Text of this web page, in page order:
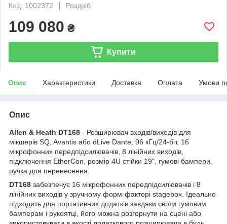
Код: 1002372
Роздріб
109 080 ₴
Купити
Опис Характеристики Доставка Оплата Умови
Опис
Allen & Heath DT168 - Розширювач входів/виходів для
мікшерів SQ, Avantis або dLive Dante, 96 кГц/24-біт, 16
мікрофонних передпідсилювачів, 8 лінійних виходів,
підключення EtherCon, розмір 4U стійки 19", гумові бампери,
ручка для перенесення.
DT168 забезпечує 16 мікрофонних передпідсилювачів і 8
лінійних виходів у зручному форм-факторі stagebox. Ідеально
підходить для портативних додатків завдяки своїм гумовим
бамперам і рукоятці, його можна розгорнути на сцені або